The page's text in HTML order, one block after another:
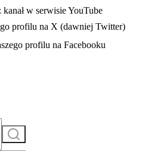
nowej karciew serwisie YouTube
profilu na X (dawniej Twitter)
w nowej karcieprofilu na Facebooku
Szukaj